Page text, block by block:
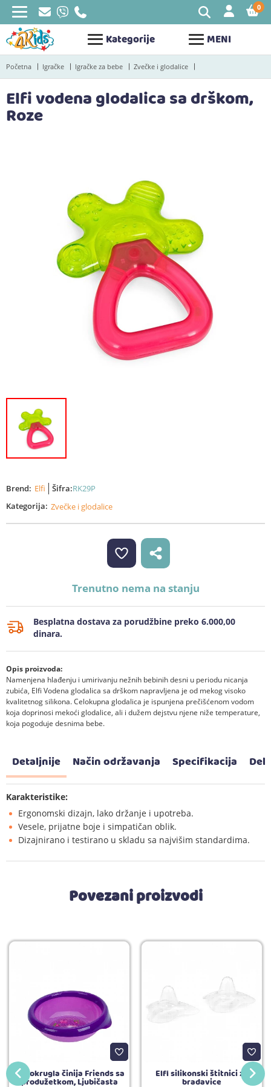
Kategorije MENI
0
Početna Igračke Igračke za bebe Zvečke i glodalice
Elfi vodena glodalica sa drškom,
Roze
Brend: Elfi Šifra:RK29P
Kategorija: Zvečke i glodalice
Trenutno nema na stanju
Besplatna dostava za porudžbine preko 6.000,00
dinara.
Opis proizvoda:
Namenjena hlađenju i umirivanju nežnih bebinih desni u periodu nicanja
zubića, Elfi Vodena glodalica sa drškom napravljena je od mekog visoko
kvalitetnog silikona. Celokupna glodalica je ispunjena prečišćenom vodom
koja doprinosi mekoći glodalice, ali i dužem dejstvu njene niže temperature,
koja pogoduje desnima bebe.
Detaljnije Način održavanja Specifikacija
Karakteristike:
Ergonomski dizajn, lako držanje i upotreba.
Vesele, prijatne boje i simpatičan oblik.
Dizajnirano i testirano u skladu sa najvišim standardima.
Povezani proizvodi
Elfi okrugla činija Friends sa
produžetkom, Ljubičasta
Elfi silikonski štitnici za
bradavice